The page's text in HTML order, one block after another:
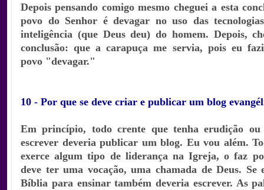
Depois pensando comigo mesmo cheguei a esta
povo do Senhor é devagar no uso das
inteligência (que Deus deu) do homem. Depois,
conclusão: que a carapuça me servia, pois eu
povo "devagar."
10 - Por que se deve criar e publicar um blog
Em princípio, todo crente que tenha erudição ou
escrever deveria publicar um blog. Eu vou além.
exerce algum tipo de liderança na Igreja, o faz
deve ter uma vocação, uma chamada de Deus. Se
Bíblia para ensinar também deveria escrever. As